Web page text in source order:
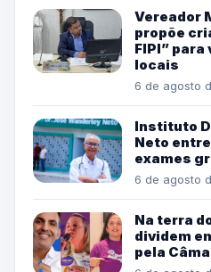
Vereador
propõe
FIPI”
locais
6 de agosto
Instituto
Neto
exames
6 de agosto
Na terra
dividem
pela